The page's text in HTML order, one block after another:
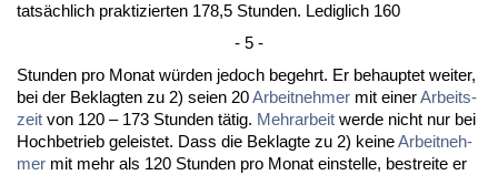
tatsächlich prak­ti­zier­ten 178,5 St­un­den. Le­dig­lich 160
- 5 -
St­un­den pro Mo­nat würden je­doch be­gehrt. Er be­haup­tet wei­ter,
bei der Be­klag­ten zu 2) sei­en 20Ar­beit­neh­mer mit ei­nerAr­beits­
zeit von 120 – 173 St­un­den tätig. Mehr­ar­beit wer­de nicht nur bei
Hoch­be­trieb ge­leis­tet. Dass die Be­klag­te zu 2) kei­neAr­beit­neh­
mer mit mehr als 120 St­un­den pro Mo­nat ein­stel­le, be­strei­te er